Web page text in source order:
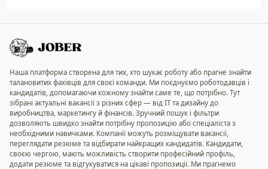
Наша платформа створена для тих, хто шукає роботу або прагне знайти
талановитих фахівців для своєї команди. Ми поєднуємо роботодавців і
кандидатів, допомагаючи кожному знайти саме те, що потрібно. Тут
зібрані актуальні вакансії з різних сфер — від IT та дизайну до
виробництва, маркетингу й фінансів. Зручний пошук і фільтри
дозволяють швидко знайти потрібну пропозицію або спеціаліста з
необхідними навичками. Компанії можуть розміщувати вакансії,
переглядати резюме та відбирати найкращих кандидатів. Кандидати,
своєю чергою, мають можливість створити професійний профіль,
додати резюме та відгукуватися на цікаві пропозиції. Ми прагнемо